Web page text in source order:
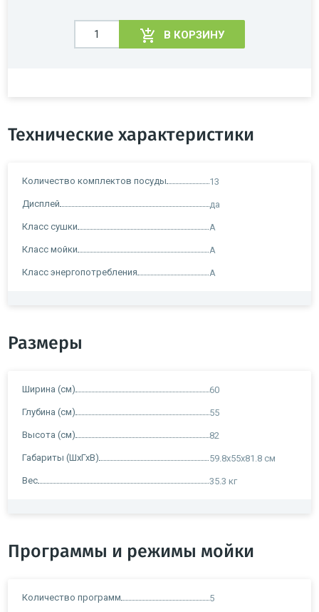
В КОРЗИНУ
Технические характеристики
Количество комплектов посуды 13
Дисплей да
Класс сушки A
Класс мойки A
Класс энергопотребления A
Размеры
Ширина (см) 60
Глубина (см) 55
Высота (см) 82
Габариты (ШхГхВ) 59.8х55х81.8 см
Вес 35.3 кг
Программы и режимы мойки
Количество программ 5